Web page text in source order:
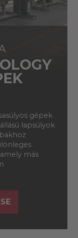
gépek
lapsúlyok
más